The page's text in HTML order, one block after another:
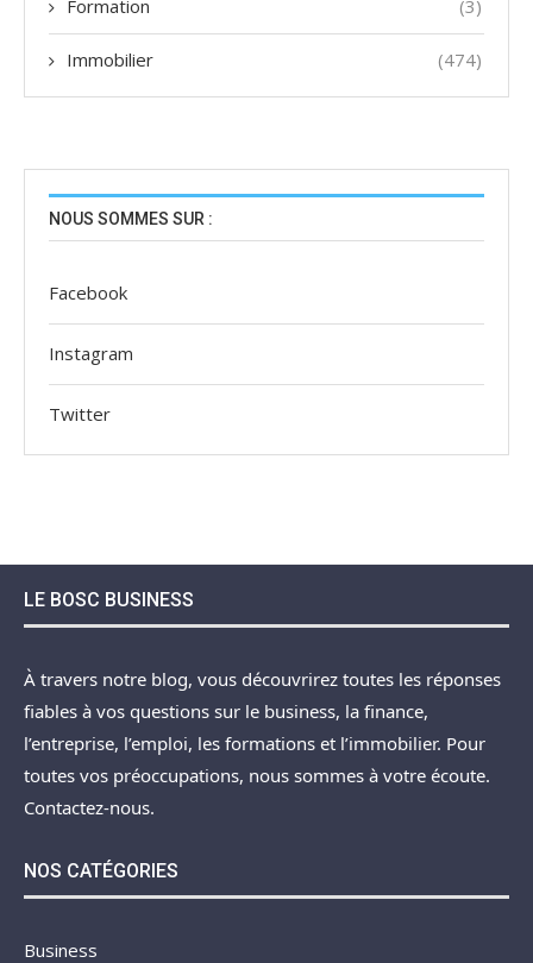
Formation (3)
Immobilier (474)
NOUS SOMMES SUR :
Facebook
Instagram
Twitter
LE BOSC BUSINESS
À travers notre blog, vous découvrirez toutes les réponses
fiables à vos questions sur le business, la finance,
l’entreprise, l’emploi, les formations et l’immobilier. Pour
toutes vos préoccupations, nous sommes à votre écoute.
Contactez-nous.
NOS CATÉGORIES
Business